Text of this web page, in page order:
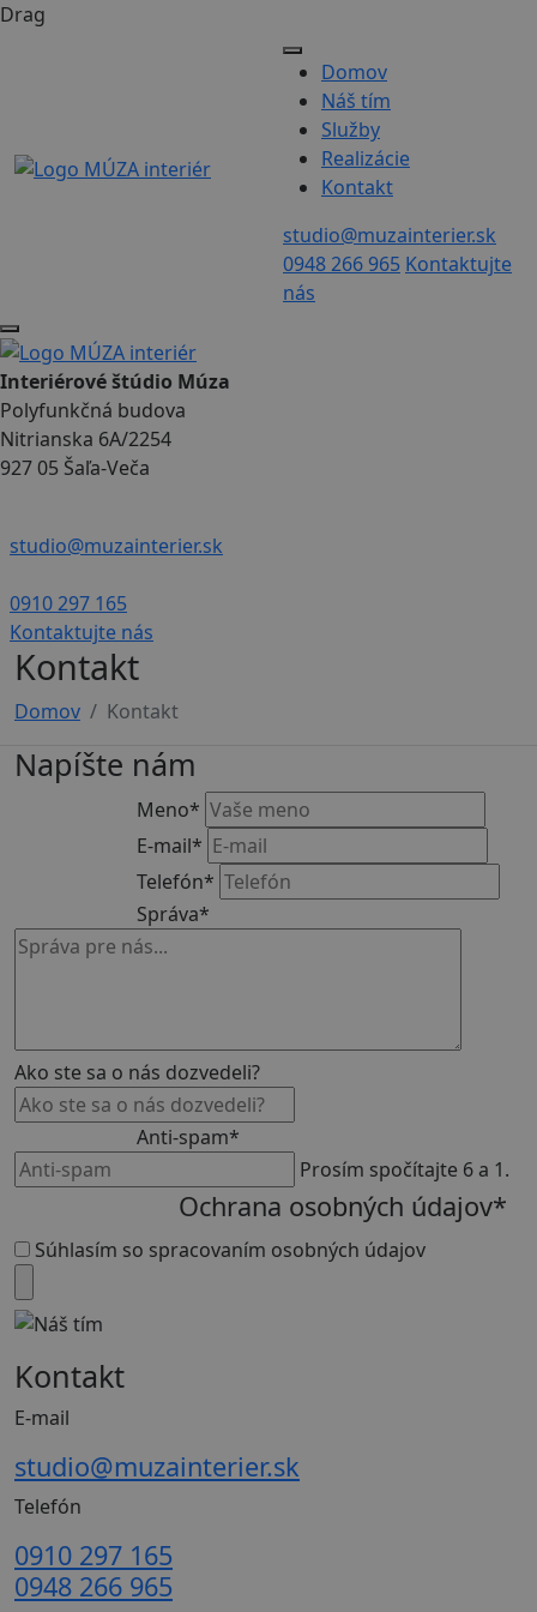
Drag
Domov
Náš tím
Služby
Realizácie
Kontakt
studio@muzainterier.sk
0948 266 965 Kontaktujte
nás
Interiérové štúdio Múza
Polyfunkčná budova
Nitrianska 6A/2254
927 05 Šaľa-Veča
studio@muzainterier.sk
0910 297 165
Kontaktujte nás
Kontakt
Domov Kontakt
Napíšte nám
Meno*
E-mail*
Telefón*
Správa*
Ako ste sa o nás dozvedeli?
Anti-spam*
Prosím spočítajte 6 a 1.
Ochrana osobných údajov*
Súhlasím so spracovaním osobných údajov
Kontakt
E-mail
studio@muzainterier.sk
Telefón
0910 297 165
0948 266 965